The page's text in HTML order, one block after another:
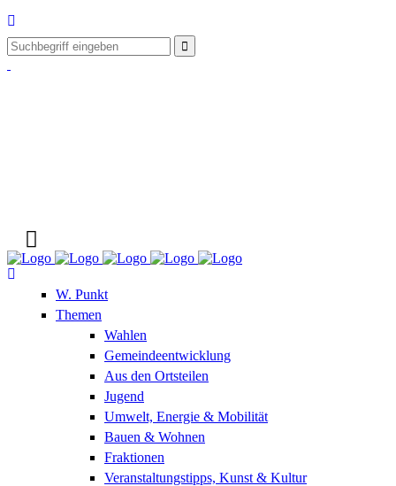
W. Punkt
Themen
Wahlen
Gemeindeentwicklung
Aus den Ortsteilen
Jugend
Umwelt, Energie & Mobilität
Bauen & Wohnen
Fraktionen
Veranstaltungstipps, Kunst & Kultur